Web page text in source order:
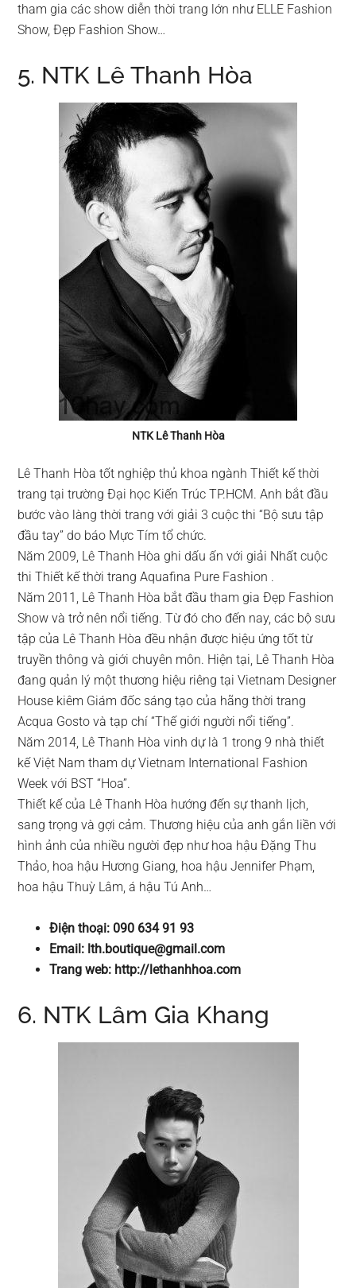
tham gia các show diễn thời trang lớn như ELLE Fashion
Show, Đẹp Fashion Show…
5. NTK Lê Thanh Hòa
NTK Lê Thanh Hòa
Lê Thanh Hòa tốt nghiệp thủ khoa ngành Thiết kế thời
trang tại trường Đại học Kiến Trúc TP.HCM. Anh bắt đầu
bước vào làng thời trang với giải 3 cuộc thi “Bộ sưu tập
đầu tay” do báo Mực Tím tổ chức.
Năm 2009, Lê Thanh Hòa ghi dấu ấn với giải Nhất cuộc
thi Thiết kế thời trang Aquafina Pure Fashion .
Năm 2011, Lê Thanh Hòa bắt đầu tham gia Đẹp Fashion
Show và trở nên nổi tiếng. Từ đó cho đến nay, các bộ sưu
tập của Lê Thanh Hòa đều nhận được hiệu ứng tốt từ
truyền thông và giới chuyên môn. Hiện tại, Lê Thanh Hòa
đang quản lý một thương hiệu riêng tại Vietnam Designer
House kiêm Giám đốc sáng tạo của hãng thời trang
Acqua Gosto và tạp chí “Thế giới người nổi tiếng”.
Năm 2014, Lê Thanh Hòa vinh dự là 1 trong 9 nhà thiết
kế Việt Nam tham dự Vietnam International Fashion
Week với BST “Hoa”.
Thiết kế của Lê Thanh Hòa hướng đến sự thanh lịch,
sang trọng và gợi cảm. Thương hiệu của anh gắn liền với
hình ảnh của nhiều người đẹp như hoa hậu Đặng Thu
Thảo, hoa hậu Hương Giang, hoa hậu Jennifer Phạm,
hoa hậu Thuỳ Lâm, á hậu Tú Anh…
Điện thoại: 090 634 91 93
Email: lth.boutique@gmail.com
Trang web: http://lethanhhoa.com
6. NTK Lâm Gia Khang